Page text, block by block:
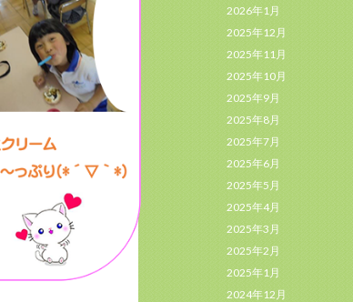
2026年1月
2025年12月
2025年11月
2025年10月
2025年9月
2025年8月
2025年7月
2025年6月
2025年5月
2025年4月
2025年3月
2025年2月
2025年1月
2024年12月